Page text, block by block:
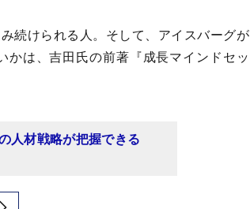
続けられる人。そして、アイスバーグが
は、吉田氏の前著『成長マインドセッ
人材戦略が把握できる